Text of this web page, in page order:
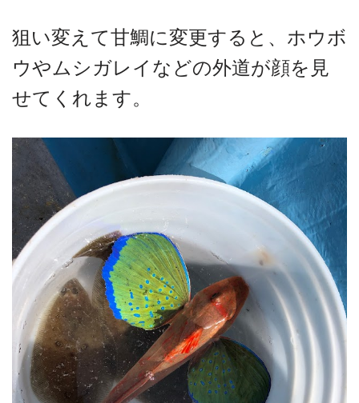
狙い変えて甘鯛に変更すると、ホウボ
ウやムシガレイなどの外道が顔を見
せてくれます。